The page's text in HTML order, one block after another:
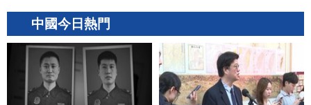
中國今日熱門